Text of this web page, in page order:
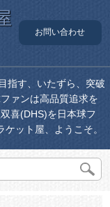
お問い合わせ
指す、いたずら、突破
ァンは高品質追求を
喜(DHS)を日本球フ
ット屋、ようこそ。